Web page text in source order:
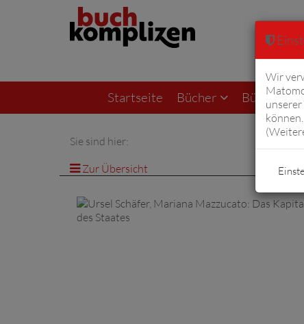
Startseite Bücher Bücher
Sie sind hier:
Zur Übersicht
Wir
(